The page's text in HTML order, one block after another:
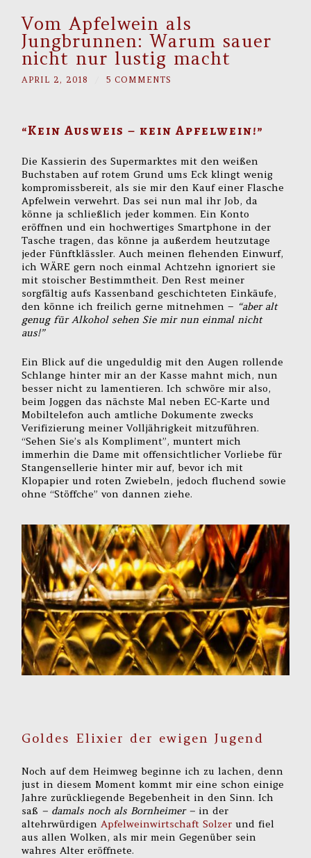
Vom Apfelwein als
Jungbrunnen: Warum sauer
nicht nur lustig macht
APRIL 2, 2018 5 COMMENTS
“Kein Ausweis – kein Apfelwein!”
Die Kassierin des Supermarktes mit den weißen
Buchstaben auf rotem Grund ums Eck klingt wenig
kompromissbereit, als sie mir den Kauf einer Flasche
Apfelwein verwehrt. Das sei nun mal ihr Job, da
könne ja schließlich jeder kommen. Ein Konto
eröffnen und ein hochwertiges Smartphone in der
Tasche tragen, das könne ja außerdem heutzutage
jeder Fünftklässler. Auch meinen flehenden Einwurf,
ich WÄRE gern noch einmal Achtzehn ignoriert sie
mit stoischer Bestimmtheit. Den Rest meiner
sorgfältig aufs Kassenband geschichteten Einkäufe,
den könne ich freilich gerne mitnehmen – “aber alt
genug für Alkohol sehen Sie mir nun einmal nicht
aus!”
Ein Blick auf die ungeduldig mit den Augen rollende
Schlange hinter mir an der Kasse mahnt mich, nun
besser nicht zu lamentieren. Ich schwöre mir also,
beim Joggen das nächste Mal neben EC-Karte und
Mobiltelefon auch amtliche Dokumente zwecks
Verifizierung meiner Volljährigkeit mitzuführen.
“Sehen Sie’s als Kompliment”, muntert mich
immerhin die Dame mit offensichtlicher Vorliebe für
Stangensellerie hinter mir auf, bevor ich mit
Klopapier und roten Zwiebeln, jedoch fluchend sowie
ohne “Stöffche” von dannen ziehe.
Goldes Elixier der ewigen Jugend
Noch auf dem Heimweg beginne ich zu lachen, denn
just in diesem Moment kommt mir eine schon einige
Jahre zurückliegende Begebenheit in den Sinn. Ich
saß – damals noch als Bornheimer – in der
altehrwürdigenApfelweinwirtschaft Solzer und fiel
aus allen Wolken, als mir mein Gegenüber sein
wahres Alter eröffnete.